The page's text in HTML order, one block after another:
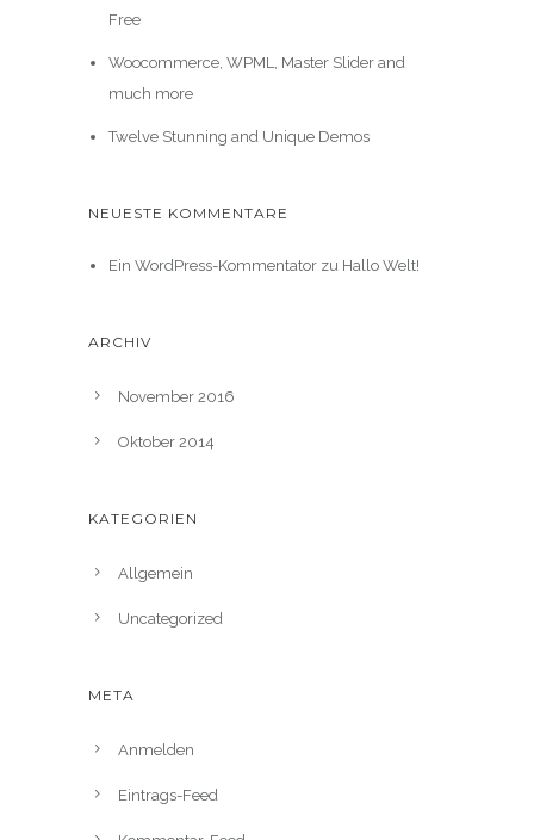
Free
Woocommerce, WPML, Master Slider and
much more
Twelve Stunning and Unique Demos
NEUESTE KOMMENTARE
Ein WordPress-Kommentatorzu Hallo Welt!
ARCHIV
November 2016
Oktober 2014
KATEGORIEN
Allgemein
Uncategorized
META
Anmelden
Eintrags-Feed